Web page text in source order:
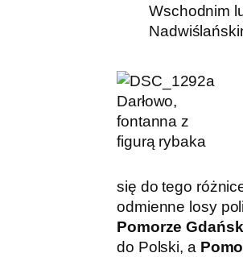
Wschodnim
Darłowo,
fontanna z
figurą rybaka
się do tego
odmienne losy
Pomorze
do Polski, a